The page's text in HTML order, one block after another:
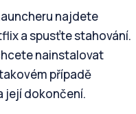
najdete
a spusťte stahování.
nainstalovat
případě
její dokončení.